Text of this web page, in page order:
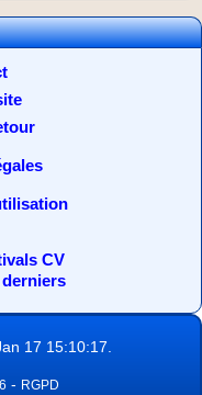
CV
derniers
17 15:10:17.
- RGPD